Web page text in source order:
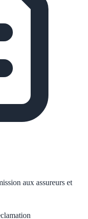
aux assureurs et